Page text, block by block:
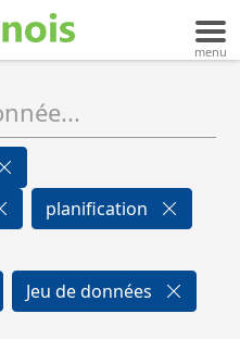
planification
Jeu de données